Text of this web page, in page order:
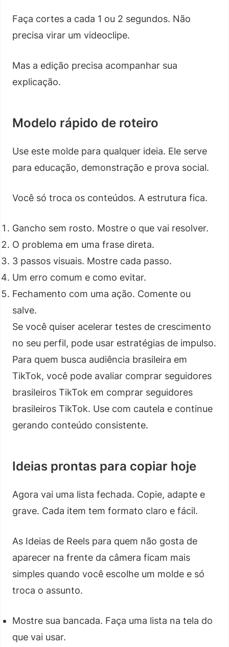
Faça cortes a cada 1 ou 2 segundos. Não
precisa virar um videoclipe.
Mas a edição precisa acompanhar sua
explicação.
Modelo rápido de roteiro
Use este molde para qualquer ideia. Ele serve
para educação, demonstração e prova social.
Você só troca os conteúdos. A estrutura fica.
Gancho sem rosto. Mostre o que vai resolver.
O problema em uma frase direta.
3 passos visuais. Mostre cada passo.
Um erro comum e como evitar.
Fechamento com uma ação. Comente ou
salve.
Se você quiser acelerar testes de crescimento
no seu perfil, pode usar estratégias de impulso.
Para quem busca audiência brasileira em
TikTok, você pode avaliar comprar seguidores
brasileiros TikTok em comprar seguidores
brasileiros TikTok. Use com cautela e continue
gerando conteúdo consistente.
Ideias prontas para copiar hoje
Agora vai uma lista fechada. Copie, adapte e
grave. Cada item tem formato claro e fácil.
As Ideias de Reels para quem não gosta de
aparecer na frente da câmera ficam mais
simples quando você escolhe um molde e só
troca o assunto.
Mostre sua bancada. Faça uma lista na tela do
que vai usar.